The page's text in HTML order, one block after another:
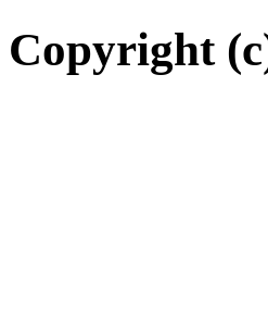
Copyright